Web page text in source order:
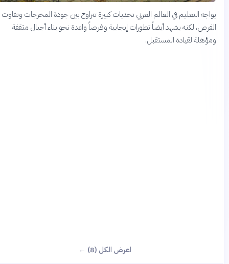
التعليم في العالم العربي تحديات كبيرة تتراوح بين جودة المخرجات وتفاوت
لكنه يشهد أيضاً تطورات إيجابية وفرصاً واعدة نحو بناء أجيال مثقفة
لقيادة المستقبل.
اعرض الكل (8) ←